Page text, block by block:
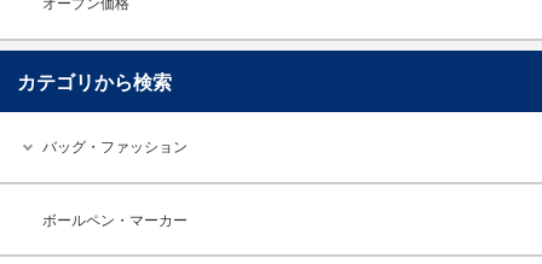
カテゴリから検索
バッグ・ファッション
ボールペン・マーカー